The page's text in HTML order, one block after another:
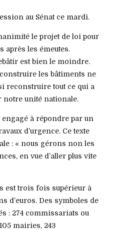
au Sénat ce mardi.
le projet de loi pour
les émeutes.
est bien le moindre.
les bâtiments ne
reconstruire tout ce qui a
notre unité nationale.
engagé à répondre par un
d’urgence. Ce texte
: « nous gérons non les
en vue d’aller plus vite
est trois fois supérieur à
d’euros. Des symboles de
: 274 commissariats ou
mairies, 243